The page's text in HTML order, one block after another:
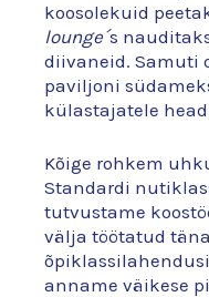
koosolekuid
lounge´s
diivaneid. Samuti
paviljoni
külastajatele
Kõige rohkem
Standardi
tutvustame
välja töötatud
anname väikese